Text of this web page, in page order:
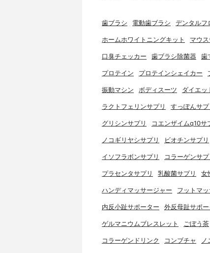
歯ブラシ 電動歯ブラシ デンタルフ
ホームホワイトニングキット マウ
口臭チェッカー 歯ブラシ除菌器 歯
プロテイン プロテインシェイカー
振動マシン ボディスーツ ダイエッ
ラクトフェリンサプリ すっぽんサプ
グリシンサプリ コエンザイムq10サ
ノコギリヤシサプリ ビオチンサプリ
イソフラボンサプリ コラーゲンサプ
プラセンタサプリ 乳酸菌サプリ 女
ハンディマッサージャー フットマ
内反小趾サポーター 外反母趾サポー
ゲルマニウムブレスレット ごぼう茶
コラーゲンドリンク コンブチャ